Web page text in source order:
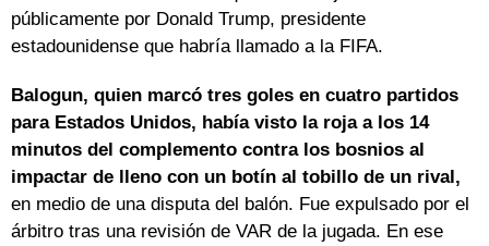
públicamente por Donald Trump, presidente
estadounidense que habría llamado a la FIFA.
Balogun, quien marcó tres goles en cuatro partidos
para Estados Unidos, había visto la roja a los 14
minutos del complemento contra los bosnios al
impactar de lleno con un botín al tobillo de un rival,
en medio de una disputa del balón. Fue expulsado por el
árbitro tras una revisión de VAR de la jugada. En ese